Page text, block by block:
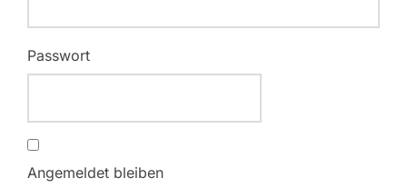
Passwort
Angemeldet bleiben